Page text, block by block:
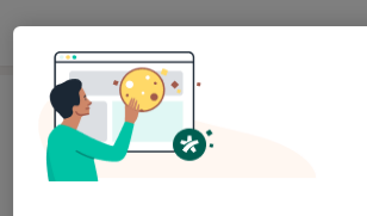
Adresa
Praktické lékařství pro dospělé